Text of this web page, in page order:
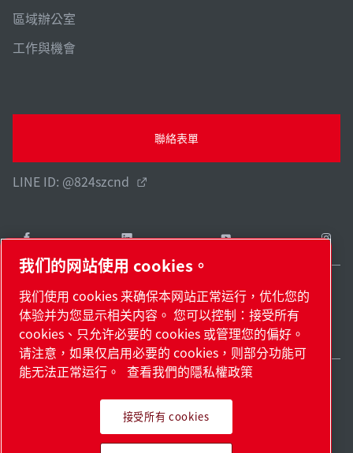
區域辦公室
工作與機會
聯絡表單
LINE ID: @824szcnd
網站地圖管理 cookies© 2026 著作權。
Taiwan / ZH
我们的网站使用 cookies。
我们使用 cookies 来确保本网站正常运行，优化您的
体验并为您显示相关内容。 您可以控制：接受所有
cookies、只允许必要的 cookies 或管理您的偏好。
请注意，如果仅启用必要的 cookies，则部分功能可
能无法正常运行。
查看我們的隱私權政策
接受所有 cookies